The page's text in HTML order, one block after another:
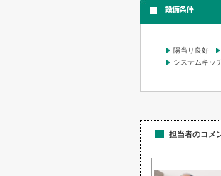
設備条件
陽当り良好
システムキッ
担当者のコメ